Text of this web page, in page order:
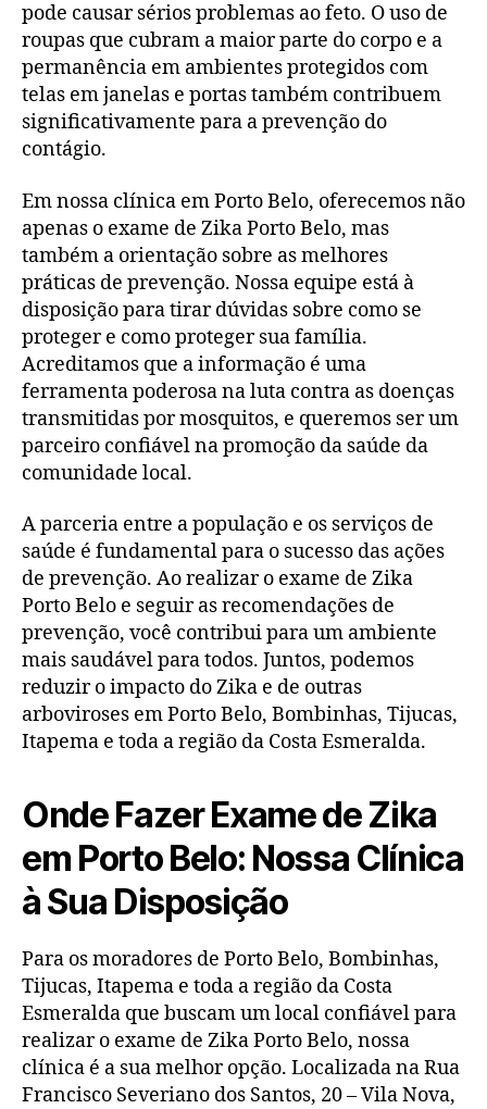
pode causar sérios problemas ao feto. O uso de
roupas que cubram a maior parte do corpo e a
permanência em ambientes protegidos com
telas em janelas e portas também contribuem
significativamente para a prevenção do
contágio.
Em nossa clínica em Porto Belo, oferecemos não
apenas o exame de Zika Porto Belo, mas
também a orientação sobre as melhores
práticas de prevenção. Nossa equipe está à
disposição para tirar dúvidas sobre como se
proteger e como proteger sua família.
Acreditamos que a informação é uma
ferramenta poderosa na luta contra as doenças
transmitidas por mosquitos, e queremos ser um
parceiro confiável na promoção da saúde da
comunidade local.
A parceria entre a população e os serviços de
saúde é fundamental para o sucesso das ações
de prevenção. Ao realizar o exame de Zika
Porto Belo e seguir as recomendações de
prevenção, você contribui para um ambiente
mais saudável para todos. Juntos, podemos
reduzir o impacto do Zika e de outras
arboviroses em Porto Belo, Bombinhas, Tijucas,
Itapema e toda a região da Costa Esmeralda.
Onde Fazer Exame de Zika
em Porto Belo: Nossa Clínica
à Sua Disposição
Para os moradores de Porto Belo, Bombinhas,
Tijucas, Itapema e toda a região da Costa
Esmeralda que buscam um local confiável para
realizar o exame de Zika Porto Belo, nossa
clínica é a sua melhor opção. Localizada na Rua
Francisco Severiano dos Santos, 20 – Vila Nova,